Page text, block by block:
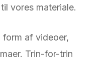
vores materiale.
form af videoer,
Trin-for-trin